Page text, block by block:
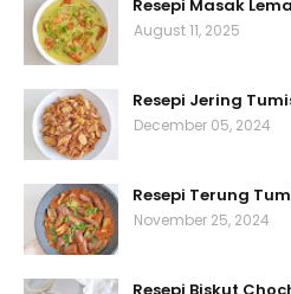
Resepi Masak
August 11, 2025
Resepi Jering
December 05, 2024
Resepi Terung
November 25, 2024